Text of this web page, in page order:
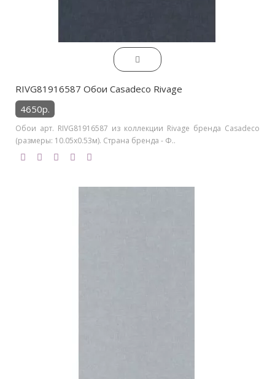
RIVG81916587 Обои Casadeco Rivage
4650р.
Обои арт. RIVG81916587 из коллекции Rivage бренда Casadeco
(размеры: 10.05х0.53м). Страна бренда - Ф..